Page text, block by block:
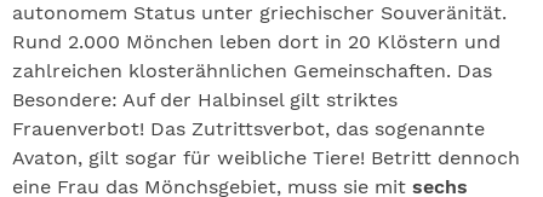
autonomem Status unter griechischer Souveränität.
Rund 2.000 Mönchen leben dort in 20 Klöstern und
zahlreichen klosterähnlichen Gemeinschaften. Das
Besondere: Auf der Halbinsel gilt striktes
Frauenverbot! Das Zutrittsverbot, das sogenannte
Avaton, gilt sogar für weibliche Tiere! Betritt dennoch
eine Frau das Mönchsgebiet, muss sie mit sechs